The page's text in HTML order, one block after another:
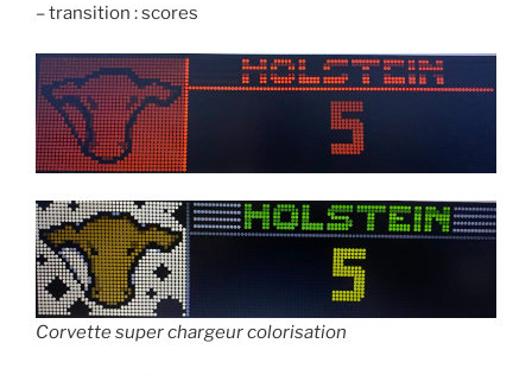
– transition : scores
Corvette super chargeur colorisation